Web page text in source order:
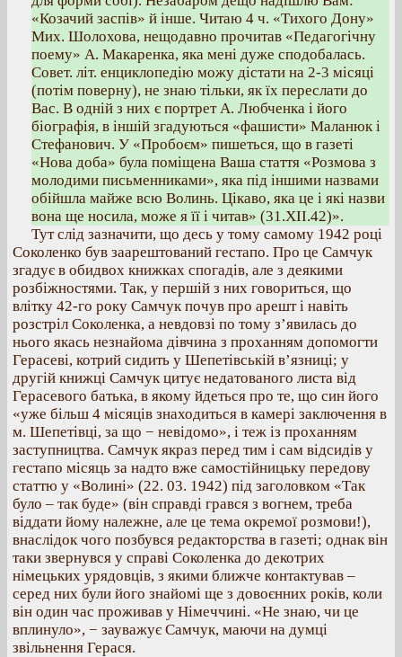
«Козачий заспів» й інше. Читаю 4 ч. «Тихого Дону»
Мих. Шолохова, нещодавно прочитав «Педагогічну
поему» А. Макаренка, яка мені дуже сподобалась.
Совет. літ. енциклопедію можу дістати на 2-3 місяці
(потім поверну), не знаю тільки, як їх переслати до
Вас. В одній з них є портрет А. Любченка і його
біографія, в іншій згадуються «фашисти» Маланюк і
Стефанович. У «Пробоєм» пишеться, що в газеті
«Нова доба» була поміщена Ваша стаття «Розмова з
молодими письменниками», яка під іншими назвами
обійшла майже всю Волинь. Цікаво, яка це і які назви
вона ще носила, може я її і читав» (31.ХІІ.42)».
Тут слід зазначити, що десь у тому самому 1942 році
Соколенко був заарештований гестапо. Про це Самчук
згадує в обидвох книжках спогадів, але з деякими
розбіжностями. Так, у першій з них говориться, що
влітку 42-го року Самчук почув про арешт і навіть
розстріл Соколенка, а невдовзі по тому з’явилась до
нього якась незнайома дівчина з проханням допомогти
Герасеві, котрий сидить у Шепетівській в’язниці; у
другій книжці Самчук цитує недатованого листа від
Герасевого батька, в якому йдеться про те, що син його
«уже більш 4 місяців знаходиться в камері заключення в
м. Шепетівці, за що − невідомо», і теж із проханням
заступництва. Самчук якраз перед тим і сам відсидів у
гестапо місяць за надто вже самостійницьку передову
статтю у «Волині» (22. 03. 1942) під заголовком «Так
було – так буде» (він справді грався з вогнем, треба
віддати йому належне, але це тема окремої розмови!),
внаслідок чого позбувся редакторства в газеті; однак він
таки звернувся у справі Соколенка до декотрих
німецьких урядовців, з якими ближче контактував –
серед них були його знайомі ще з довоєнних років, коли
він один час проживав у Німеччині. «Не знаю, чи це
вплинуло», − зауважує Самчук, маючи на думці
звільнення Герася.